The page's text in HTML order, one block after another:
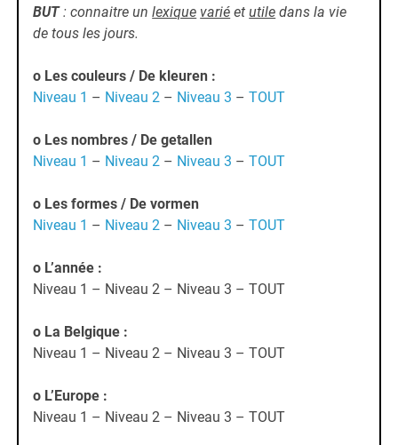
BUT: connaitre unlexique varié et utile dans la vie
de tous les jours.
o Les couleurs / De kleuren :
Niveau 1 – Niveau 2 – Niveau 3 –TOUT
o Les nombres / De getallen
Niveau 1 – Niveau 2 – Niveau 3 –TOUT
o Les formes / De vormen
Niveau 1 – Niveau 2 – Niveau 3 –TOUT
o L’année :
Niveau 1 – Niveau 2 – Niveau 3 – TOUT
o La Belgique :
Niveau 1 – Niveau 2 – Niveau 3 – TOUT
o L’Europe :
Niveau 1 – Niveau 2 – Niveau 3 – TOUT